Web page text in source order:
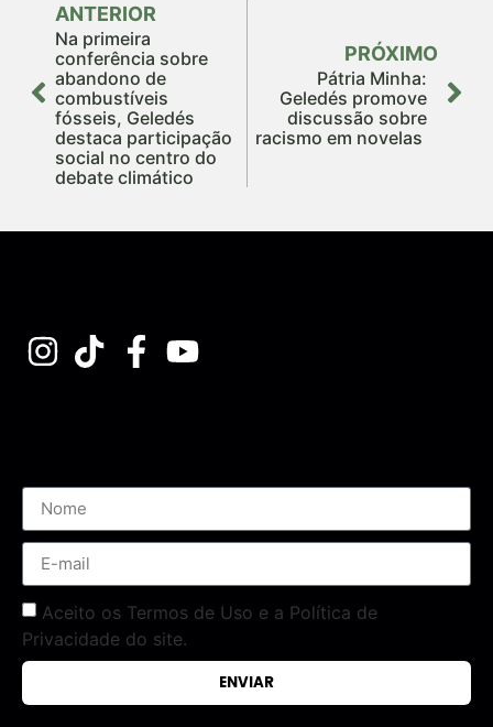
ANTERIOR
Na primeira
conferência sobre
abandono de
combustíveis
fósseis, Geledés
destaca participação
social no centro do
debate climático
PRÓXIMO
Pátria Minha:
Geledés promove
discussão sobre
racismo em novelas
Aceito os Termos de Uso e a Política de
Privacidade do site.
ENVIAR